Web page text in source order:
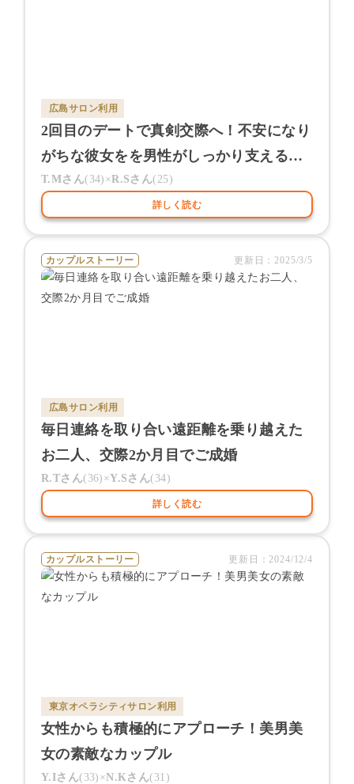
広島サロン利用
2回目のデートで真剣交際へ！不安になり
がちな彼女をを男性がしっかり支える素
敵なカップル
T.Mさん( 34)×R.S さん(25)
詳しく読む
カップルストーリー 更新日：2025/3/5
広島サロン利用
毎日連絡を取り合い遠距離を乗り越えた
お二人、交際2か月目でご成婚
R.Tさん( 36)×Y.S さん( 34)
詳しく読む
カップルストーリー 更新日：2024/12/4
東京オペラシティサロン利用
女性からも積極的にアプローチ！美男美
女の素敵なカップル
Y.Iさん( 33)×N.Kさん( 31)